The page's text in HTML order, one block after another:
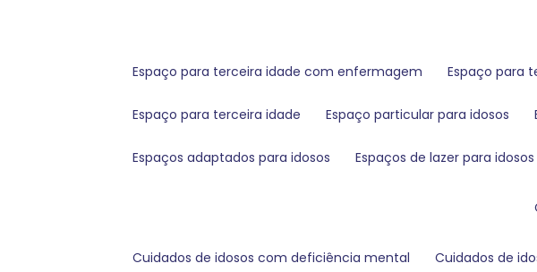
espaço para terceira idade com enfermagem espaço para
espaço para terceira idade espaço particular para idosos
espaços adaptados para idosos espaços de lazer para idosos
cuidados de idosos com deficiência mental cuidados de